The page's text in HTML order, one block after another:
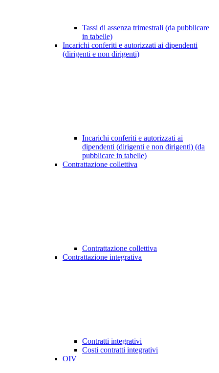
Tassi di assenza trimestrali (da pubblicare
in tabelle)
Incarichi conferiti e autorizzati ai dipendenti
(dirigenti e non dirigenti)
Incarichi conferiti e autorizzati ai
dipendenti (dirigenti e non dirigenti) (da
pubblicare in tabelle)
Contrattazione collettiva
Contrattazione collettiva
Contrattazione integrativa
Contratti integrativi
Costi contratti integrativi
OIV